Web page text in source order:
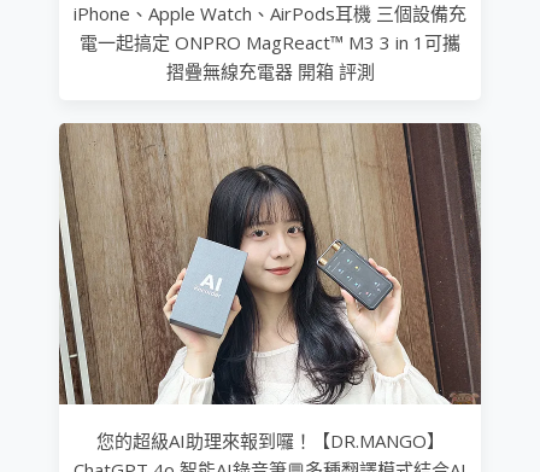
iPhone、Apple Watch、AirPods耳機 三個設備充
電一起搞定 ONPRO MagReact™ M3 3 in 1可攜
摺疊無線充電器 開箱 評測
您的超級AI助理來報到囉！【DR.MANGO】